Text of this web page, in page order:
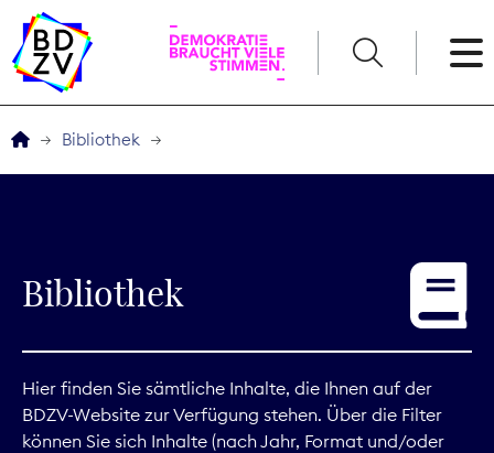
Service
Digitales
Bibliothek
Bibliothek
Hier finden Sie sämtliche Inhalte, die Ihnen auf der
BDZV-Website zur Verfügung stehen. Über die Filter
können Sie sich Inhalte (nach Jahr, Format und/oder